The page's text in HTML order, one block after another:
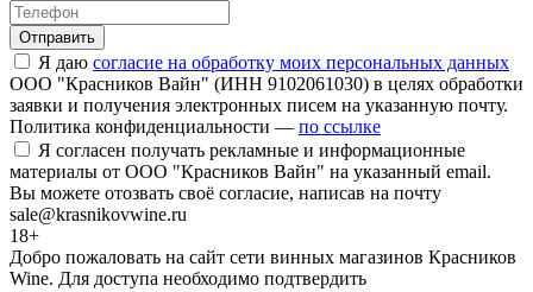
Отправить
Я даю согласие на обработку моих персональных данных
ООО "Красников Вайн" (ИНН 9102061030) в целях обработки
заявки и получения электронных писем на указанную почту.
Политика конфиденциальности — по ссылке
Я согласен получать рекламные и информационные
материалы от ООО "Красников Вайн" на указанный email.
Вы можете отозвать своё согласие, написав на почту
sale@krasnikovwine.ru
18+
Добро пожаловать на сайт сети винных магазинов Красников
Wine. Для доступа необходимо подтвердить